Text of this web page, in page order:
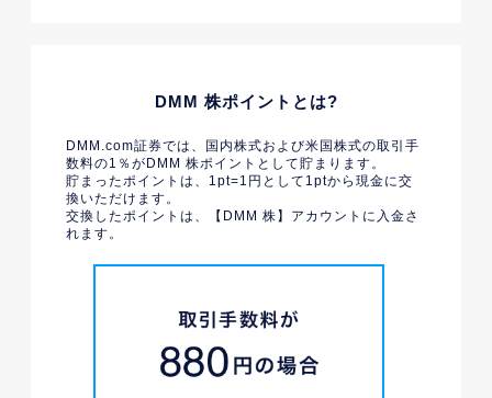
DMM 株ポイントとは?
DMM.com証券では、国内株式および米国株式の取引手
数料の1％がDMM 株ポイントとして貯まります。
貯まったポイントは、1pt=1円として1ptから現金に交
換いただけます。
交換したポイントは、【DMM 株】アカウントに入金さ
れます。